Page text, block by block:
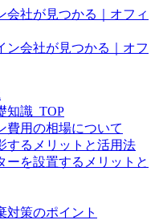
会社が見つかる｜オフィ
知識_TOP
費用の相場について
するメリットと活用法
ーを設置するメリットと
対策のポイント